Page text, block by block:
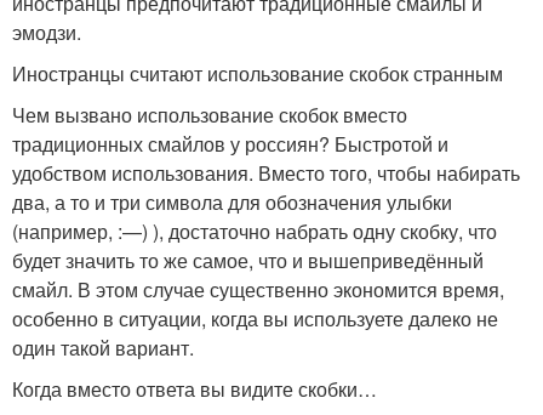
эмодзи.
Иностранцы считают использование скобок странным
Чем вызвано использование скобок вместо
традиционных смайлов у россиян? Быстротой и
удобством использования. Вместо того, чтобы набирать
два, а то и три символа для обозначения улыбки
(например, :—) ), достаточно набрать одну скобку, что
будет значить то же самое, что и вышеприведённый
смайл. В этом случае существенно экономится время,
особенно в ситуации, когда вы используете далеко не
один такой вариант.
Когда вместо ответа вы видите скобки…